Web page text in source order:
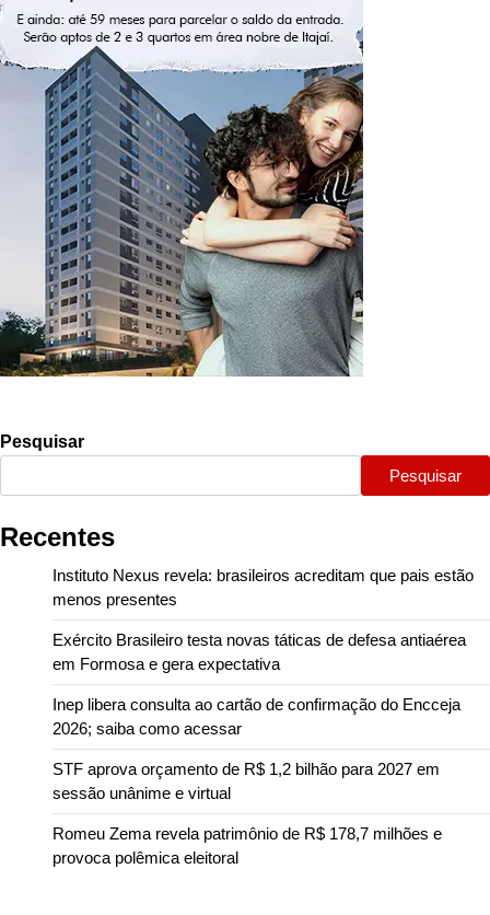
Pesquisar
Pesquisar
Recentes
Instituto Nexus revela: brasileiros acreditam que pais estão
menos presentes
Exército Brasileiro testa novas táticas de defesa antiaérea
em Formosa e gera expectativa
Inep libera consulta ao cartão de confirmação do Encceja
2026; saiba como acessar
STF aprova orçamento de R$ 1,2 bilhão para 2027 em
sessão unânime e virtual
Romeu Zema revela patrimônio de R$ 178,7 milhões e
provoca polêmica eleitoral